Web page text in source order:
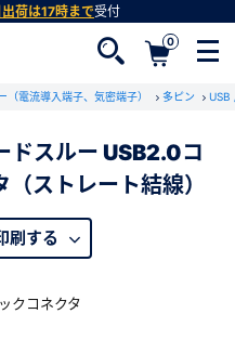
荷は17時まで受付
0
（電流導入端子、気密端子） 多ピン
ドスルー USB2.0コ
（ストレート結線）
刷する
クコネクタ
みでない方
能がご利用いただけ